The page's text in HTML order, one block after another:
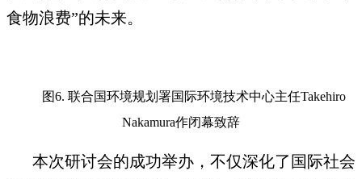
食物浪费”的未来。
图6. 联合国环境规划署国际环境技术中心主任Takehiro
Nakamura作闭幕致辞
本次研讨会的成功举办，不仅深化了国际社会